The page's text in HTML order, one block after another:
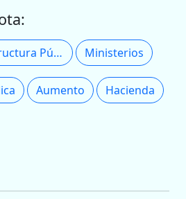
Hacienda e Infraestructura Pública Ministerios
Aumento Hacienda